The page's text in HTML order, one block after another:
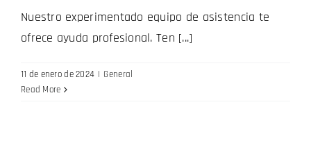
Nuestro experimentado equipo de asistencia te
ofrece ayuda profesional. Ten [...]
11 de enero de 2024 | General
Read More